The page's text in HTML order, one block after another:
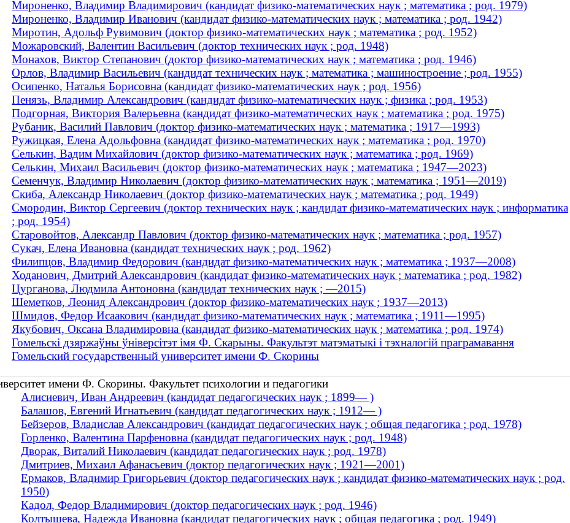
Мироненко, Владимир Владимирович (кандидат физико-математических наук ; математика ; род. 1979)
Мироненко, Владимир Иванович (кандидат физико-математических наук ; математика ; род. 1942)
Миротин, Адольф Рувимович (доктор физико-математических наук ; математика ; род. 1952)
Можаровский, Валентин Васильевич (доктор технических наук ; род. 1948)
Монахов, Виктор Степанович (доктор физико-математических наук ; математика ; род. 1946)
Орлов, Владимир Васильевич (кандидат технических наук ; математика ; машиностроение ; род. 1955)
Осипенко, Наталья Борисовна (кандидат физико-математических наук ; род. 1956)
Пенязь, Владимир Александрович (кандидат физико-математических наук ; физика ; род. 1953)
Подгорная, Виктория Валерьевна (кандидат физико-математических наук ; математика ; род. 1975)
Рубаник, Василий Павлович (доктор физико-математических наук ; математика ; 1917—1993)
Ружицкая, Елена Адольфовна (кандидат физико-математических наук ; математика ; род. 1970)
Селькин, Вадим Михайлович (доктор физико-математических наук ; математика ; род. 1969)
Селькин, Михаил Васильевич (доктор физико-математических наук ; математика ; 1947—2023)
Семенчук, Владимир Николаевич (доктор физико-математических наук ; математика ; 1951—2019)
Скиба, Александр Николаевич (доктор физико-математических наук ; математика ; род. 1949)
Смородин, Виктор Сергеевич (доктор технических наук ; кандидат физико-математических наук ; информатика
; род. 1954)
Старовойтов, Александр Павлович (доктор физико-математических наук ; математика ; род. 1957)
Сукач, Елена Ивановна (кандидат технических наук ; род. 1962)
Филипцов, Владимир Федорович (кандидат физико-математических наук ; математика ; 1937—2008)
Ходанович, Дмитрий Александрович (кандидат физико-математических наук ; математика ; род. 1982)
Цурганова, Людмила Антоновна (кандидат технических наук ; —2015)
Шеметков, Леонид Александрович (доктор физико-математических наук ; 1937—2013)
Шмидов, Федор Исаакович (кандидат физико-математических наук ; математика ; 1911—1995)
Якубович, Оксана Владимировна (кандидат физико-математических наук ; математика ; род. 1974)
Гомельскі дзяржаўны ўніверсітэт імя Ф. Скарыны. Факультэт матэматыкі і тэхналогій праграмавання
Гомельский государственный университет имени Ф. Скорины
имени Ф. Скорины. Факультет психологии и педагогики
Алисиевич, Иван Андреевич (кандидат педагогических наук ; 1899— )
Балашов, Евгений Игнатьевич (кандидат педагогических наук ; 1912— )
Бейзеров, Владислав Александрович (кандидат педагогических наук ; общая педагогика ; род. 1978)
Горленко, Валентина Парфеновна (кандидат педагогических наук ; род. 1948)
Дворак, Виталий Николаевич (кандидат педагогических наук ; род. 1978)
Дмитриев, Михаил Афанасьевич (доктор педагогических наук ; 1921—2001)
Ермаков, Владимир Григорьевич (доктор педагогических наук ; кандидат физико-математических наук ; род.
1950)
Кадол, Федор Владимирович (доктор педагогических наук ; род. 1946)
Колтышева, Надежда Ивановна (кандидат педагогических наук ; общая педагогика ; род. 1949)